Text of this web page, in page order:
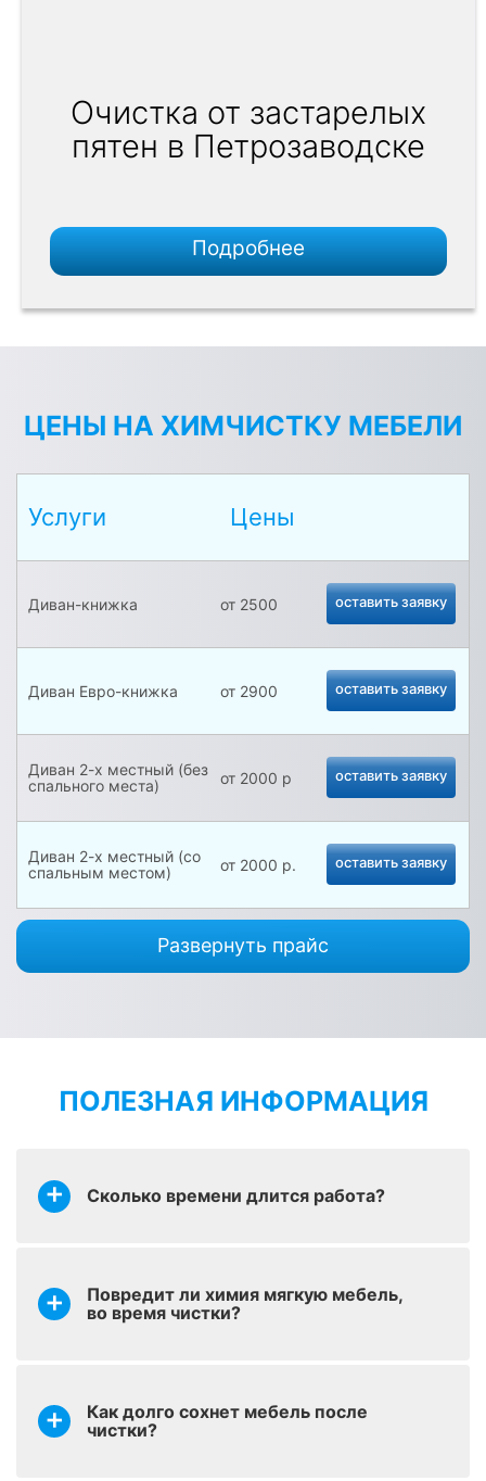
Очистка от застарелых
пятен в Петрозаводске
Подробнее
ЦЕНЫ НА ХИМЧИСТКУ МЕБЕЛИ
Услуги Цены
Диван-книжка от 2500 оставить заявку
Диван Евро-книжка от 2900 оставить заявку
Диван 2-х местный (без
спального места)
от 2000 р оставить заявку
Диван 2-х местный (со
спальным местом)
от 2000 р. оставить заявку
Трёхместный диван от 2500 р.
П-образный диван от 3000 р. оставить заявку
Угловой диван
Угловой диван
матраса (с двух
сторон)
от 1500 р. оставить заявку
Развернуть прайс
ПОЛЕЗНАЯ ИНФОРМАЦИЯ
Сколько времени длится работа?
Повредит ли химия мягкую мебель,
во время чистки?
Как долго сохнет мебель после
чистки?